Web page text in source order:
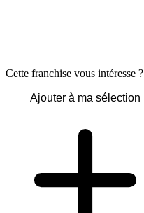
Cette franchise vous intéresse ?
Ajouter à ma sélection